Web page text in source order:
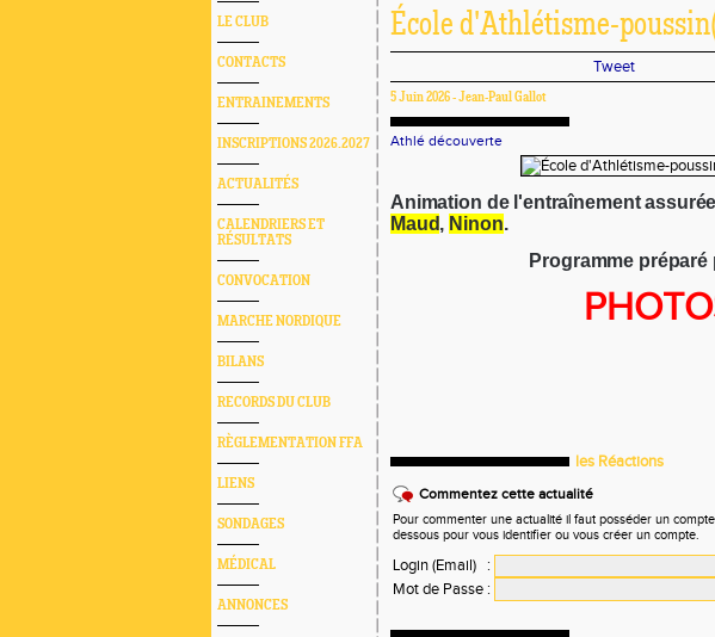
LE CLUB
CONTACTS
ENTRAINEMENTS
INSCRIPTIONS 2026.2027
ACTUALITÉS
CALENDRIERS ET
RÉSULTATS
CONVOCATION
MARCHE NORDIQUE
BILANS
RECORDS DU CLUB
RÈGLEMENTATION FFA
LIENS
SONDAGES
MÉDICAL
ANNONCES
École d'Athlétisme-
Tweet
5 Juin 2026 - Jean-Paul Gallot
Athlé découverte
Animation de l'entraînement
Maud, Ninon.
Programme préparé
les Réactions
Commentez cette actualité
Pour commenter une actualité il faut posséder un
dessous pour vous identifier ou vous créer un compte.
Login (Email)
:
Mot de Passe :